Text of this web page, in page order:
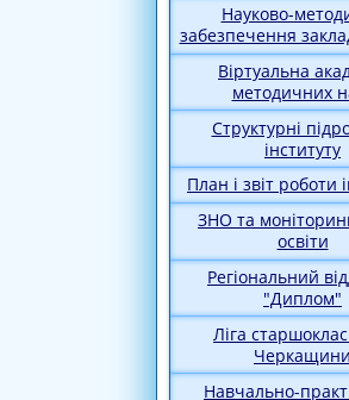
Науково-
забезпечення
Віртуальна
методичних
Структурні
інституту
План і звіт роботи
ЗНО та
освіти
Регіональний
"Диплом"
Ліга
Черкащини
Навчально-